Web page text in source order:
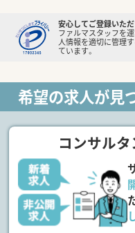
安心してご登録いた
ファルマスタッフを運
人情報を適切に管理
ています。
希望の求人が見
コンサル